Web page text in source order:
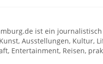
ist ein
Ausstellungen, Kultur,
Entertainment, Reisen,